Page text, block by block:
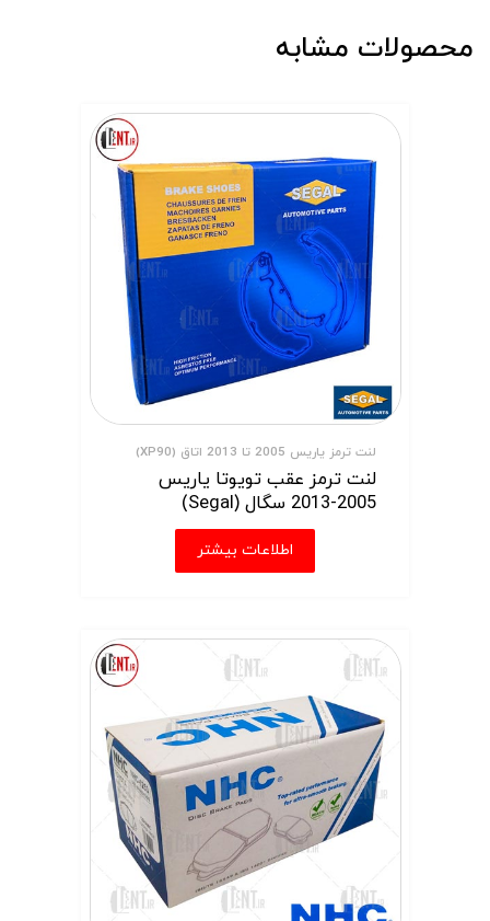
محصولات مشابه
لنت ترمز یاریس 2005 تا 2013 اتاق (XP90)
لنت ترمز عقب تویوتا یاریس
2005-2013 سگال (Segal)
اطلاعات بیشتر